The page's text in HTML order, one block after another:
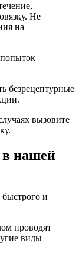
Не
на
безрецептурные
вызовите
нашей
и
проводят
виды